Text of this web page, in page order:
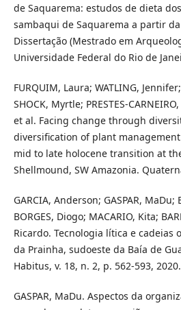
de Saquarema: estudos de dieta
sambaqui de Saquarema a partir
Dissertação (Mestrado em
Universidade Federal do Rio de
FURQUIM, Laura; WATLING,
SHOCK, Myrtle; PRESTES-
et al. Facing change through
diversification of plant
mid to late holocene transition at
Shellmound, SW Amazonia.
GARCIA, Anderson; GASPAR, MaDu;
BORGES, Diogo; MACARIO, Kita;
Ricardo. Tecnologia lítica e cadeias
da Prainha, sudoeste da Baía de
Habitus, v. 18, n. 2, p. 562-593, 2020.
GASPAR, MaDu. Aspectos da